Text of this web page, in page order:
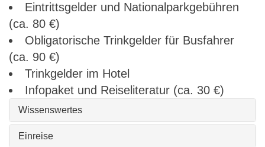
Eintrittsgelder und Nationalparkgebühren
(ca. 80 €)
Obligatorische Trinkgelder für Busfahrer
(ca. 90 €)
Trinkgelder im Hotel
Infopaket und Reiseliteratur (ca. 30 €)
Wissenswertes
Einreise